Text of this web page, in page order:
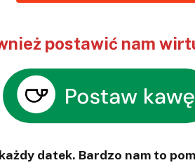
postawić nam
datek. Bardzo nam to